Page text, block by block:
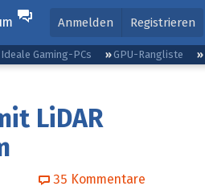
Anmelden Registrieren
Ideale Gaming-PCs GPU-Rangliste
LiDAR
35 Kommentare